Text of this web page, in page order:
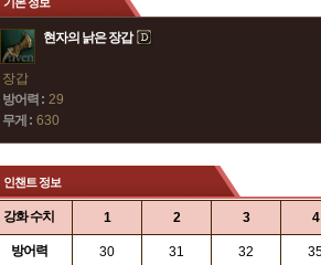
현자의 낡은 장갑
장갑
방어력 : 29
무게 : 630
인챈트 정보
강화 수치 1 2 3 4
방어력 30 31 32